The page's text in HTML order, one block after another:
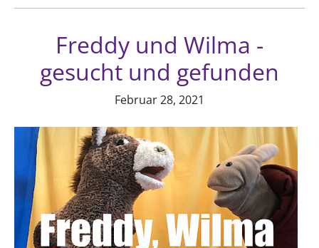
Freddy und Wilma -
gesucht und gefunden
Februar 28, 2021